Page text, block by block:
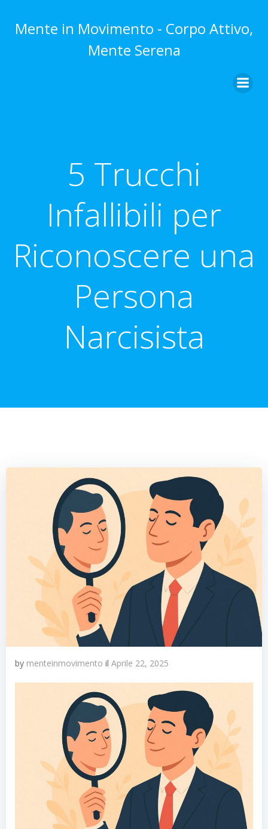
contenuto
Mente in Movimento - Corpo Attivo,
Mente Serena
5 Trucchi
Infallibili per
Riconoscere una
Persona
Narcisista
by menteinmovimento il Aprile 22, 2025